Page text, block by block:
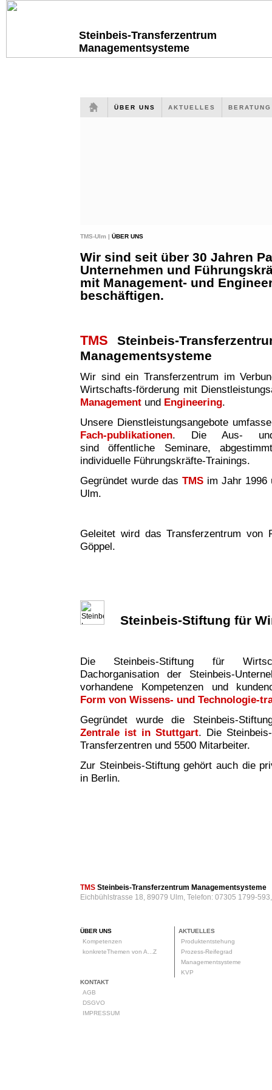
Steinbeis-Transferzentrum
Managementsysteme
ÜBER UNS AKTUELLES
TMS-Ulm | ÜBER UNS
Wir sind seit über 30 Jahren
Unternehmen und
mit Management- und
beschäftigen.
TMS
Steinbeis-
Managementsysteme
Wir sind ein Transferzentrum im
Wirtschafts-förderung mit
Management und Engineering.
Unsere Dienstleistungsangebote
Fach-publikationen. Die Aus- und
sindöffentliche Seminare,
individuelle Führungskräfte-Trainings.
Gegründet wurde das TMS im Jahr
Ulm.
Geleitet wird das Transferzentrum von
Göppel.
Steinbeis-Stiftung für
Die Steinbeis-Stiftung für
Dachorganisation der Steinbeis-
vorhandene Kompetenzen und
Form von Wissens- und Technologie-
Gegründet wurde die Steinbeis-
Zentrale ist in Stuttgart. Die
Transferzentren und 5500 Mitarbeiter.
Zur Steinbeis-Stiftung gehört auch die
in Berlin.
TMS Steinbeis-Transferzentrum Managementsysteme
Eichbühlstrasse 18, 89079 Ulm, Telefon: 07305 1799-
ÜBER UNS
Kompetenzen
konkreteThemen von A...Z
AKTUELLES
Produktentstehung
Prozess-Reifegrad
Managementsysteme
KVP
KONTAKT
AGB
DSGVO
IMPRESSUM